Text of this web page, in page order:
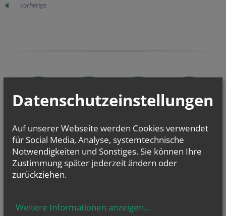
vorherige
Sie haben ein Anliegen oder eine Frage zu den Angeboten der Pfarre
Dornbach?Wir sind für Sie da!
GOTTESDIENSTE
Datenschutzeinstellungen
Auf unserer Webseite werden Cookies verwendet
für Social Media, Analyse, systemtechnische
Notwendigkeiten und Sonstiges. Sie können Ihre
Zustimmung später jederzeit ändern oder
zurückziehen.
Weitere Informationen anzeigen...